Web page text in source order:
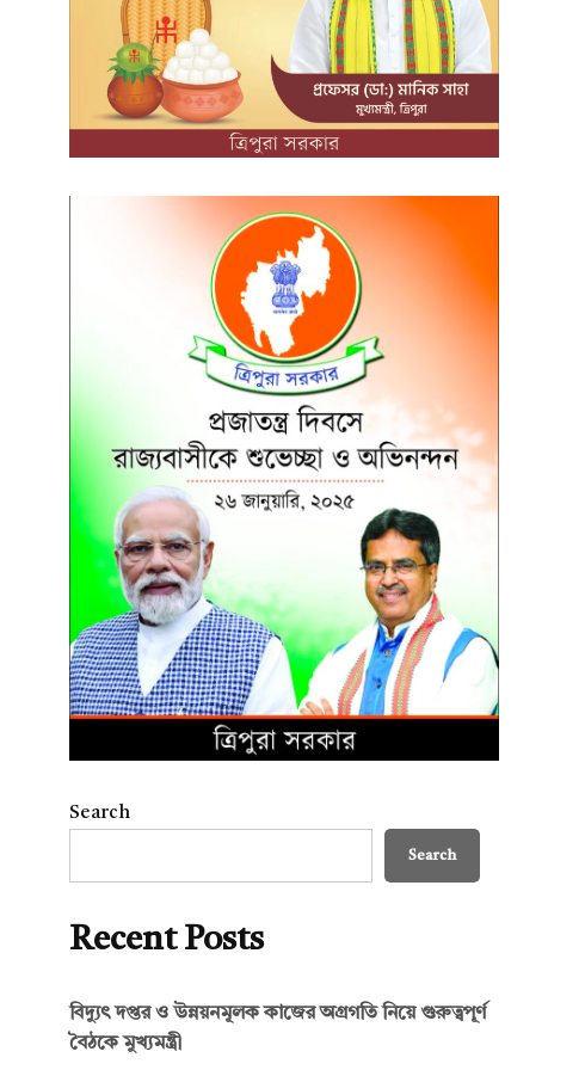
Search
Search
Recent Posts
বিদ্যুৎ দপ্তর ও উন্নয়নমূলক কাজের অগ্রগতি নিয়ে গুরুত্বপূর্ণ
বৈঠকে মুখ্যমন্ত্রী